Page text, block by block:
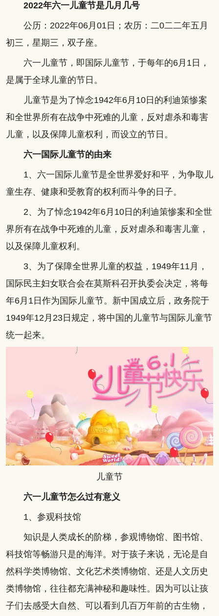
2022年六一儿童节是几月几号
公历：2022年06月01日；农历：二0二二年五月
初三，星期三，双子座。
六一儿童节，即国际儿童节，于每年的6月1日，
是属于全球儿童的节日。
儿童节是为了悼念1942年6月10日的利迪策惨案
和全世界所有在战争中死难的儿童，反对虐杀和毒害
儿童，以及保障儿童权利，而设立的节日。
六一国际儿童节的由来
1、六一国际儿童节是全世界爱好和平，为争取儿
童生存、健康和受教育的权利而斗争的日子。
2、为了悼念1942年6月10日的利迪策惨案和全世
界所有在战争中死难的儿童，反对虐杀和毒害儿童，
以及保障儿童权利。
3、为了保障全世界儿童的权益，1949年11月，
国际民主妇女联合会在莫斯科召开执委会决定，将每
年6月1日作为国际儿童节。新中国成立后，政务院于
1949年12月23日规定，将中国的儿童节与国际儿童节
统一起来。
儿童节
六一儿童节怎么过有意义
1、参观科技馆
知识是人类成长的阶梯，参观博物馆、图书馆、
科技馆等畅游只是的海洋。对于孩子来说，无论是自
然科学类博物馆、文化艺术类博物馆、还是人文历史
类博物馆，往往都充满神秘和趣味性。因为可以让孩
子们去感受大自然、可以看到几百万年前的古生物，